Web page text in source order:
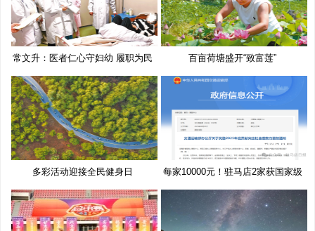
常文升：医者仁心守妇幼 履职为民 百亩荷塘盛开“致富莲”
多彩活动迎接全民健身日
每家10000元！驻马店2家获国家级
奖